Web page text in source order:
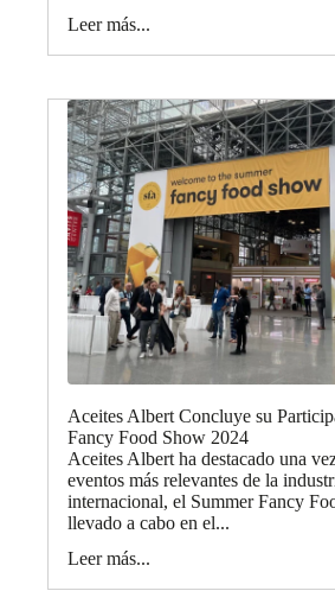
Leer más...
Aceites Albert Concluye su
Fancy Food Show 2024
Aceites Albert ha destacado una
eventos más relevantes de la
internacional, el Summer Fancy
llevado a cabo en el...
Leer más...